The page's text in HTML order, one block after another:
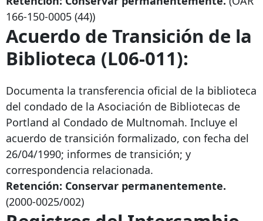
166-150-0005 (44))
Acuerdo de Transición de la
Biblioteca (L06-011):
Documenta la transferencia oficial de la biblioteca
del condado de la Asociación de Bibliotecas de
Portland al Condado de Multnomah. Incluye el
acuerdo de transición formalizado, con fecha del
26/04/1990; informes de transición; y
correspondencia relacionada.
Retención: Conservar permanentemente.
(2000-0025/002)